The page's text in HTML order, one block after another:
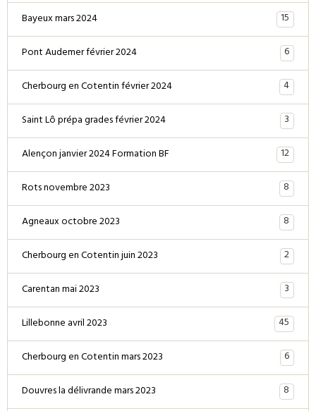
Bayeux mars 2024
15
Pont Audemer février 2024
6
Cherbourg en Cotentin février 2024
4
Saint Lô prépa grades février 2024
3
Alençon janvier 2024 Formation BF
12
Rots novembre 2023
8
Agneaux octobre 2023
8
Cherbourg en Cotentin juin 2023
2
Carentan mai 2023
3
Lillebonne avril 2023
45
Cherbourg en Cotentin mars 2023
6
Douvres la délivrande mars 2023
8